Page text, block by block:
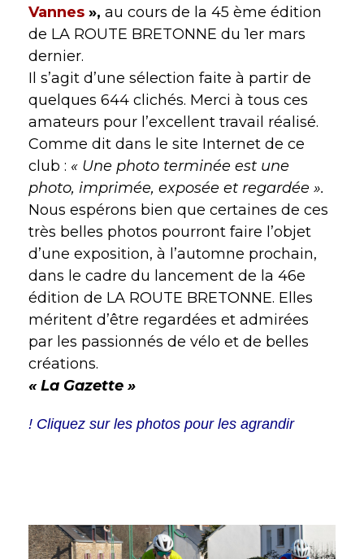
Vannes », au cours de la 45 ème édition
de LA ROUTE BRETONNE du 1er mars
dernier.
Il s’agit d’une sélection faite à partir de
quelques 644 clichés. Merci à tous ces
amateurs pour l’excellent travail réalisé.
Comme dit dans le site Internet de ce
club : « Une photo terminée est une
photo, imprimée, exposée et regardée ».
Nous espérons bien que certaines de ces
très belles photos pourront faire l’objet
d’une exposition, à l’automne prochain,
dans le cadre du lancement de la 46e
édition de LA ROUTE BRETONNE. Elles
méritent d’être regardées et admirées
par les passionnés de vélo et de belles
créations.
« La Gazette »
! Cliquez sur les photos pour les agrandir